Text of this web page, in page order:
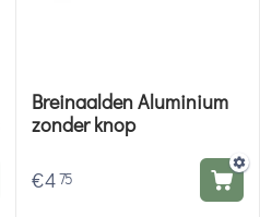
Breinaalden Aluminium
zonder knop
€475